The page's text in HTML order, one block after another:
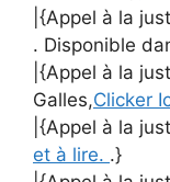
|{Appel à la
. Disponible
|{Appel à la
Galles,Clicker
|{Appel à la
et à lire. .}